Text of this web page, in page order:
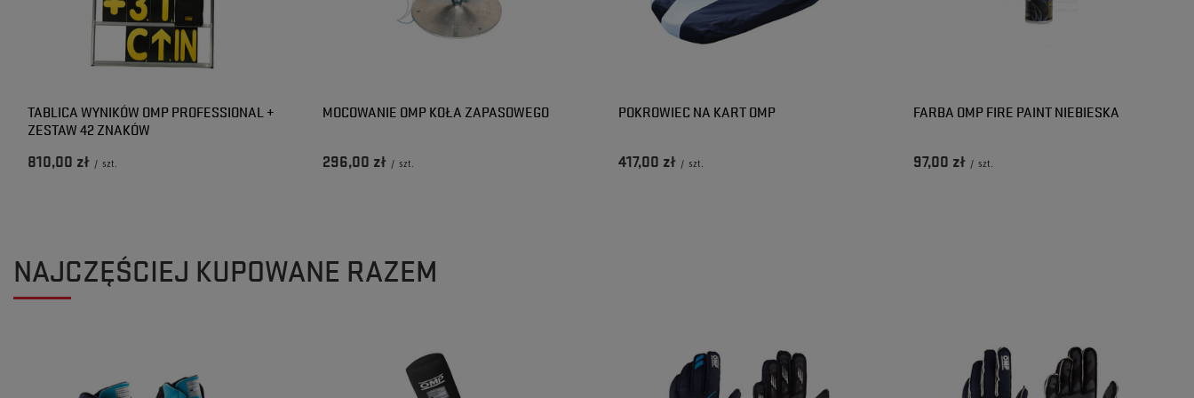
TABLICA WYNIKÓW OMP PROFESSIONAL +
ZESTAW 42 ZNAKÓW
810,00 zł / szt.
MOCOWANIE OMP KOŁA ZAPASOWEGO
296,00 zł / szt.
POKROWIEC NA KART OMP
417,00 zł / szt.
FARBA OMP FIRE PAINT NIEBIESKA
97,00 zł / szt.
NAJCZĘŚCIEJ KUPOWANE RAZEM